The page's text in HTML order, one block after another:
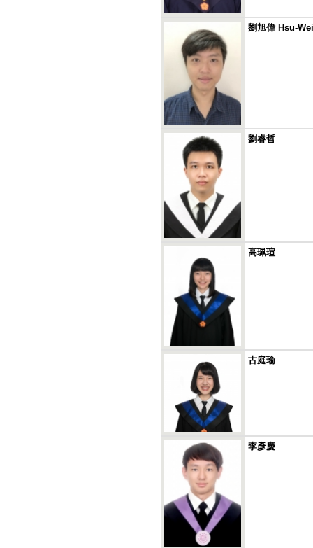
劉旭偉 Hsu-
劉睿哲
高珮瑄
古庭瑜
李彥慶